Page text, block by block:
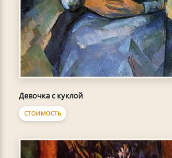
Девочка с куклой
СТОИМОСТЬ